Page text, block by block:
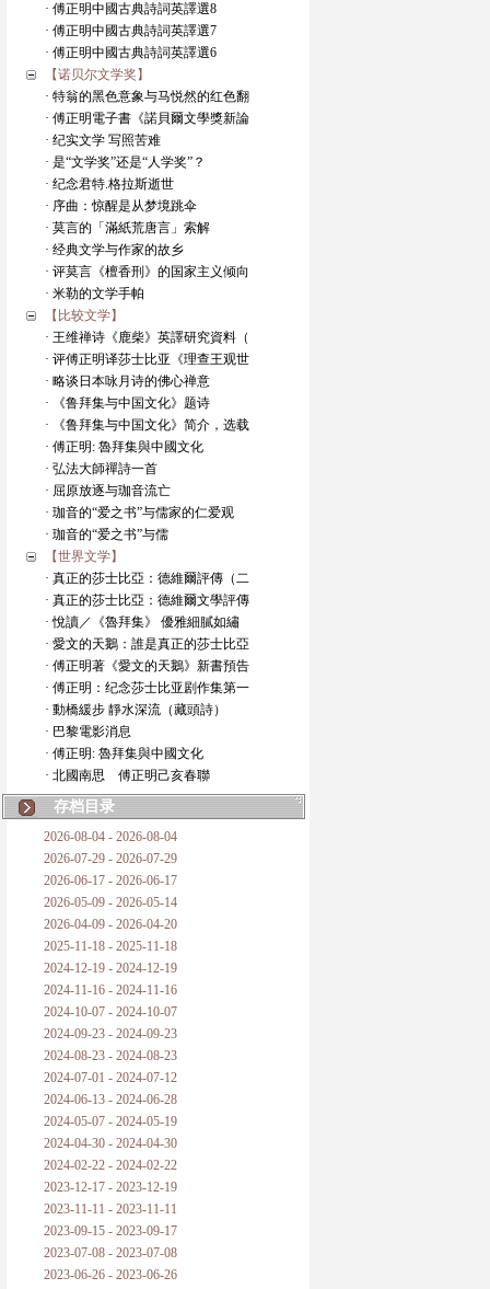
· 傅正明中國古典詩詞英譯選8
· 傅正明中國古典詩詞英譯選7
· 傅正明中國古典詩詞英譯選6
【诺贝尔文学奖】
· 特翁的黑色意象与马悦然的红色翻
· 傅正明電子書《諾貝爾文學獎新論
· 纪实文学 写照苦难
· 是“文学奖”还是“人学奖”？
· 纪念君特.格拉斯逝世
· 序曲：惊醒是从梦境跳伞
· 莫言的「滿紙荒唐言」索解
· 经典文学与作家的故乡
· 评莫言《檀香刑》的国家主义倾向
· 米勒的文学手帕
【比较文学】
· 王维禅诗《鹿柴》英譯研究資料（
· 评傅正明译莎士比亚《理查王观世
· 略谈日本咏月诗的佛心禅意
· 《鲁拜集与中国文化》题诗
· 《鲁拜集与中国文化》简介，选载
· 傅正明: 魯拜集與中國文化
· 弘法大師禪詩一首
· 屈原放逐与珈音流亡
· 珈音的“爱之书”与儒家的仁爱观
· 珈音的“爱之书”与儒
【世界文学】
· 真正的莎士比亞：德維爾評傳（二
· 真正的莎士比亞：德維爾文學評傳
· 悅讀／《魯拜集》 優雅細膩如繡
· 愛文的天鵝：誰是真正的莎士比亞
· 傅正明著《愛文的天鵝》新書預告
· 傅正明：纪念莎士比亚剧作集第一
· 動橋緩步 靜水深流（藏頭詩）
· 巴黎電影消息
· 傅正明: 魯拜集與中國文化
· 北國南思 傅正明己亥春聯
存档目录
2026-08-04 - 2026-08-04
2026-07-29 - 2026-07-29
2026-06-17 - 2026-06-17
2026-05-09 - 2026-05-14
2026-04-09 - 2026-04-20
2025-11-18 - 2025-11-18
2024-12-19 - 2024-12-19
2024-11-16 - 2024-11-16
2024-10-07 - 2024-10-07
2024-09-23 - 2024-09-23
2024-08-23 - 2024-08-23
2024-07-01 - 2024-07-12
2024-06-13 - 2024-06-28
2024-05-07 - 2024-05-19
2024-04-30 - 2024-04-30
2024-02-22 - 2024-02-22
2023-12-17 - 2023-12-19
2023-11-11 - 2023-11-11
2023-09-15 - 2023-09-17
2023-07-08 - 2023-07-08
2023-06-26 - 2023-06-26